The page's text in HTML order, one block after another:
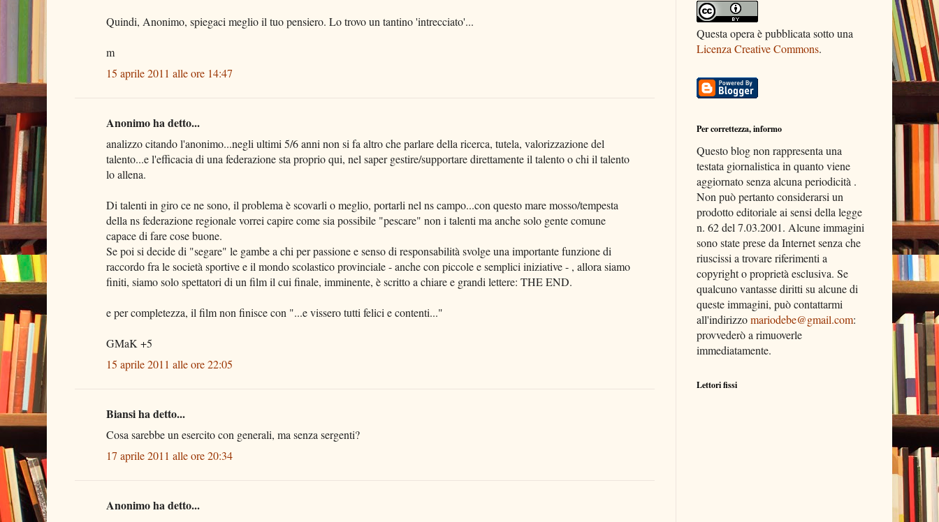
Quindi, Anonimo, spiegaci meglio il tuo pensiero. Lo trovo un tantino 'intrecciato'...
m
15 aprile 2011 alle ore 14:47
Anonimo ha detto...
analizzo citando l'anonimo...negli ultimi 5/6 anni non si fa altro che parlare della ricerca, tutela, valorizzazione del
talento...e l'efficacia di una federazione sta proprio qui, nel saper gestire/supportare direttamente il talento o chi il talento
lo allena.
Di talenti in giro ce ne sono, il problema è scovarli o meglio, portarli nel ns campo...con questo mare mosso/tempesta
della ns federazione regionale vorrei capire come sia possibile "pescare" non i talenti ma anche solo gente comune
capace di fare cose buone.
Se poi si decide di "segare" le gambe a chi per passione e senso di responsabilità svolge una importante funzione di
raccordo fra le società sportive e il mondo scolastico provinciale - anche con piccole e semplici iniziative - , allora siamo
finiti, siamo solo spettatori di un film il cui finale, imminente, è scritto a chiare e grandi lettere: THE END.
e per completezza, il film non finisce con "...e vissero tutti felici e contenti..."
GMaK +5
15 aprile 2011 alle ore 22:05
Biansi ha detto...
Cosa sarebbe un esercito con generali, ma senza sergenti?
17 aprile 2011 alle ore 20:34
Anonimo ha detto...
Questa opera è pubblicata sotto una
Licenza Creative Commons.
Per correttezza, informo
Questo blog non rappresenta una
testata giornalistica in quanto viene
aggiornato senza alcuna periodicità .
Non può pertanto considerarsi un
prodotto editoriale ai sensi della legge
n. 62 del 7.03.2001. Alcune immagini
sono state prese da Internet senza che
riuscissi a trovare riferimenti a
copyright o proprietà esclusiva. Se
qualcuno vantasse diritti su alcune di
queste immagini, può contattarmi
all'indirizzomariodebe@gmail.com:
provvederò a rimuoverle
immediatamente.
Lettori fissi